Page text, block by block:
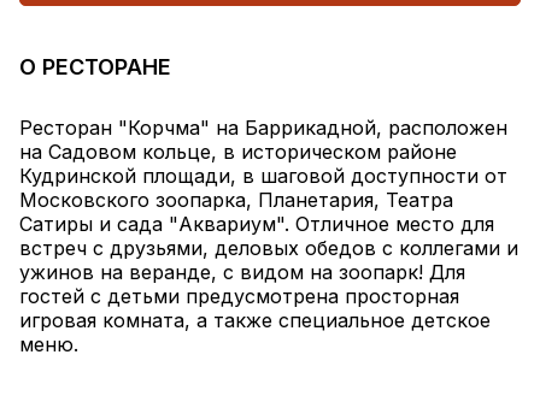
О РЕСТОРАНЕ
Ресторан "Корчма" на Баррикадной, расположен
на Садовом кольце, в историческом районе
Кудринской площади, в шаговой доступности от
Московского зоопарка, Планетария, Театра
Сатиры и сада "Аквариум". Отличное место для
встреч с друзьями, деловых обедов с коллегами и
ужинов на веранде, с видом на зоопарк! Для
гостей с детьми предусмотрена просторная
игровая комната, а также специальное детское
меню.